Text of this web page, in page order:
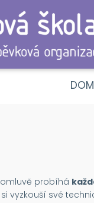
probíhá
vyzkouší své